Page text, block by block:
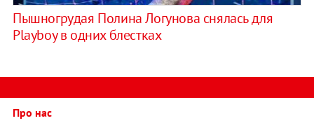
Пышногрудая Полина Логунова снялась для
Playboy в одних блестках
Про нас